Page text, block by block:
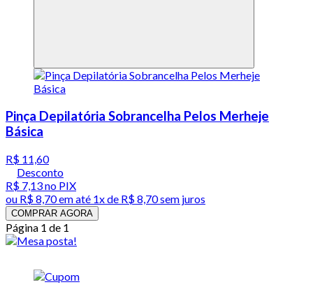
Pinça Depilatória Sobrancelha Pelos Merheje
Básica
R$ 11,60
Desconto
R$ 7,13no PIX
ou R$ 8,70em até 1x de R$ 8,70sem juros
COMPRAR AGORA
Página 1 de 1